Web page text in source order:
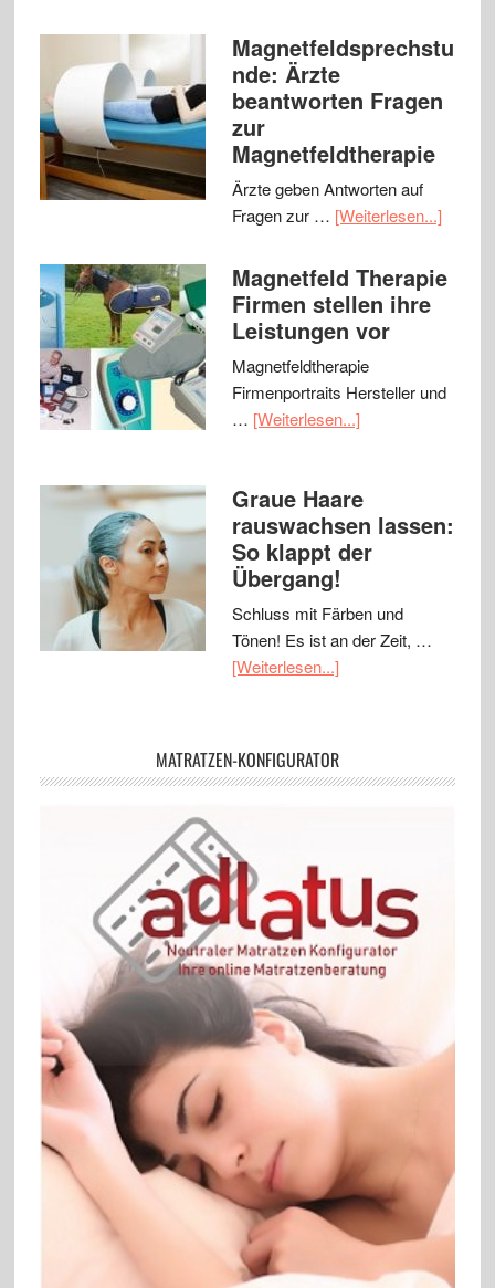
Magnetfeldsprechstu
nde: Ärzte
beantworten Fragen
zur
Magnetfeldtherapie
Ärzte geben Antworten auf
Fragen zur … [Weiterlesen...]
Magnetfeld Therapie
Firmen stellen ihre
Leistungen vor
Magnetfeldtherapie
Firmenportraits Hersteller und
… [Weiterlesen...]
Graue Haare
rauswachsen lassen:
So klappt der
Übergang!
Schluss mit Färben und
Tönen! Es ist an der Zeit, …
[Weiterlesen...]
MATRATZEN-KONFIGURATOR